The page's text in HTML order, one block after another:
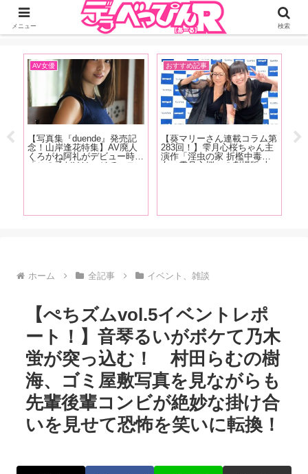
ジーオーティーが運営するちょっとHなニュースサイ。サイト内のリンクには
DMMアフィリエイトが含まれているものがあります
AV女優
【写真集『duende』発売記
念！山岸逢花特集】AV廃人
くろがね阿礼がデビュー時に
「この子だけはマジでエロい
おすすめ記事
【葵マリーさん連載コラム第
283回！】雫月心桜ちゃん主
演作「淫虫の家 折檻中毒少
女〜雫月心桜」の劇場版 上
【
ホーム 全記事 イベント、雑談
【ぺちズムvol.5イベントレポ
ート！】音琴るいがボケて乃木
蛍が突っ込む！ 村田らむの樹
海、ゴミ屋敷写真を見ながらも
先輩後輩コンビが絶妙な掛け合
いを見せて恐怖を笑いに転換！
メニュー 検索